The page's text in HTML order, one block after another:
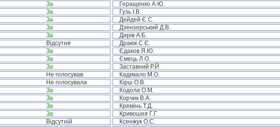
За Геращенко А.Ю.
За Гузь І.В.
За Дейдей Є.С.
За Дзензерський Д.В.
За Дирів А.Б.
Відсутня Драюк С.Є.
За Єдаков Я.Ю.
За Ємець Л.О.
За Заставний Р.Й.
Не голосував Кадикало М.О.
Не голосувала Кірш О.В.
За Кодола О.М.
За Корчик В.А.
За Кремінь Т.Д.
За Кривошея Г.Г.
Відсутній Ксенжук О.С.